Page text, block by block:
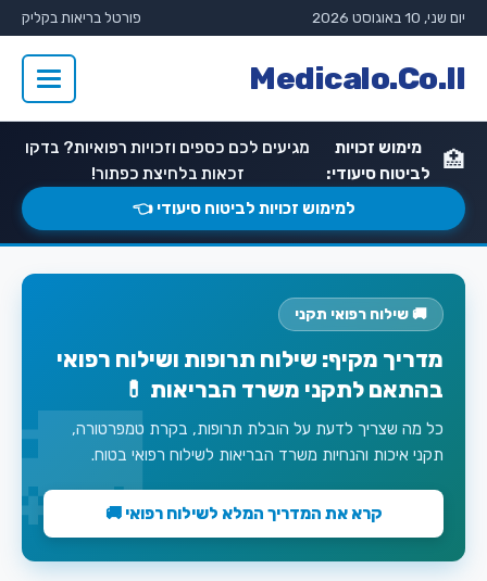
יום שני, 10 באוגוסט 2026 פורטל בריאות בקליק
Medicalo.Co.Il
🏥
מימוש זכויות
לביטוח סיעודי:
מגיעים לכם כספים וזכויות רפואיות? בדקו
זכאות בלחיצת כפתור!
למימוש זכויות לביטוח סיעודי 👈
🚚 שילוח רפואי תקני
מדריך מקיף: שילוח תרופות ושילוח רפואי
בהתאם לתקני משרד הבריאות 💊
כל מה שצריך לדעת על הובלת תרופות, בקרת טמפרטורה,
תקני איכות והנחיות משרד הבריאות לשילוח רפואי בטוח.
קרא את המדריך המלא לשילוח רפואי 🚚